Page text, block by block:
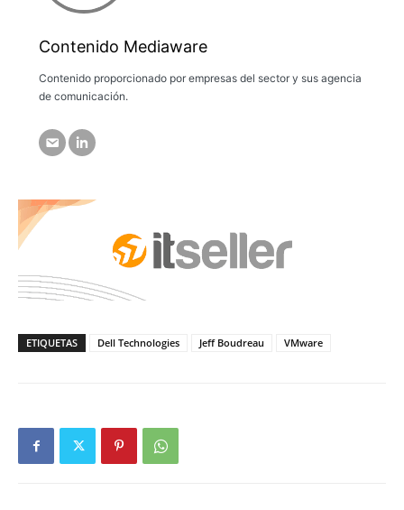
Contenido Mediaware
Contenido proporcionado por empresas del sector y sus agencia
de comunicación.
ETIQUETAS Dell Technologies Jeff Boudreau VMware